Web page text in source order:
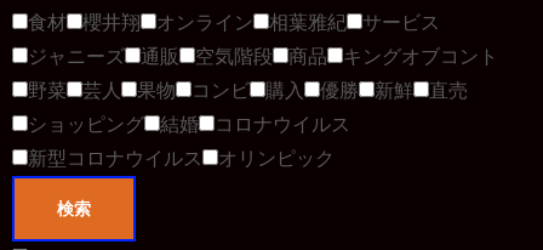
食材
櫻井翔 オンライン 相葉雅紀
サービス
ジャニーズ
通販 空気階段 商品
キングオブコント
野菜
芸人 果物 コンビ 購入 優勝 新鮮
直売
ショッピング
結婚
コロナウイルス
新型コロナウイルス
オリンピック
検索